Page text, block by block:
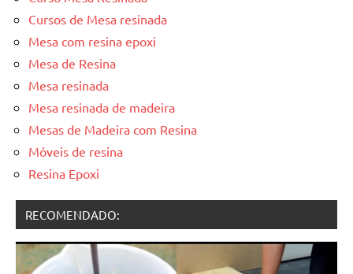
Cursos de Mesa resinada
Mesa com resina epoxi
Mesa de Resina
Mesa resinada
Mesa resinada de madeira
Mesas de Madeira com Resina
Móveis de resina
Resina Epoxi
RECOMENDADO: